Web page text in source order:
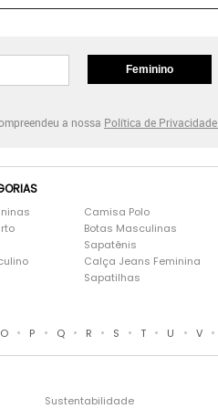
Feminino
a nossa Política de Privacidade.
Camisa Polo
Botas Masculinas
Sapatênis
Calça Jeans Feminina
Sapatilhas
O • P • Q • R • S • T • U • V •
Sustentabilidade